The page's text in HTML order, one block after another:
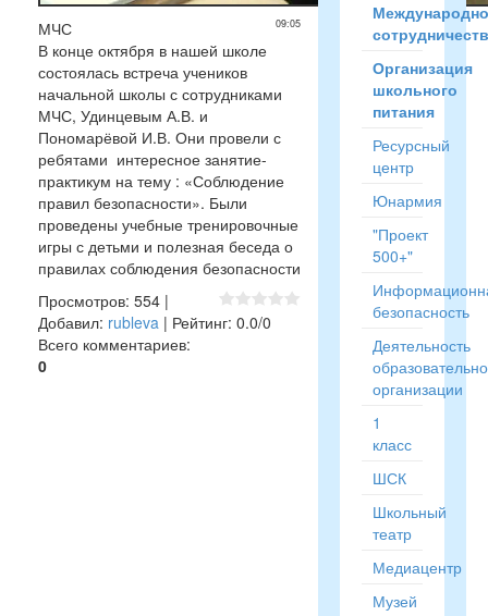
09:05
МЧС
В конце октября в нашей школе
состоялась встреча учеников
начальной школы с сотрудниками
МЧС, Удинцевым А.В. и
Пономарёвой И.В. Они провели с
ребятами интересное занятие-
практикум на тему : «Соблюдение
правил безопасности». Были
проведены учебные тренировочные
игры с детьми и полезная беседа о
правилах соблюдения безопасности
Просмотров: 554 |
Добавил: rubleva | Рейтинг: 0.0/0
Всего комментариев:
0
Организация
школьного
питания
Ресурсный
центр
Юнармия
"Проект
500+"
безопасность
Деятельность
организации
1
класс
ШСК
Школьный
театр
Медиацентр
Музей